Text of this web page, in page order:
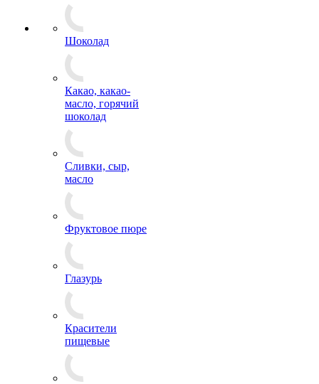
Шоколад
Какао, какао-
масло, горячий
шоколад
Сливки, сыр,
масло
Фруктовое пюре
Глазурь
Красители
пищевые